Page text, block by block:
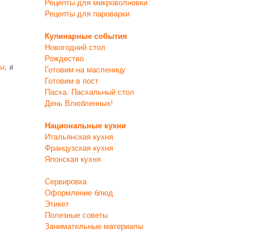
, в
Рецепты для пароварки
Кулинарные события
Новогодний стол
Рождество
Готовим на масленицу
Готовим в пост
Пасха. Пасхальный стол
День Влюбленных!
Национальные кухни
Итальянская кухня
Французская кухня
Японская кухня
Сервировка
Оформление блюд
Этикет
Полезные советы
Занимательные материалы